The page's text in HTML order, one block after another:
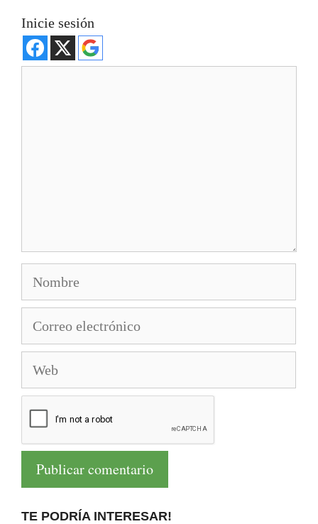
Inicie sesión
electrónico
TE PODRÍA INTERESAR!